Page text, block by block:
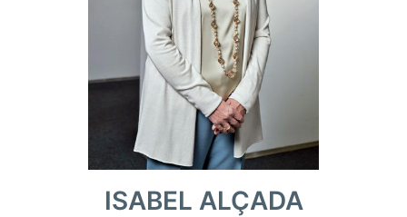
ISABEL ALÇADA